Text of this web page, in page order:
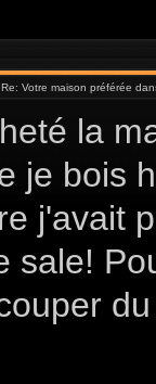
Re: Votre maison préférée
la
je bois
j'avait
sale!